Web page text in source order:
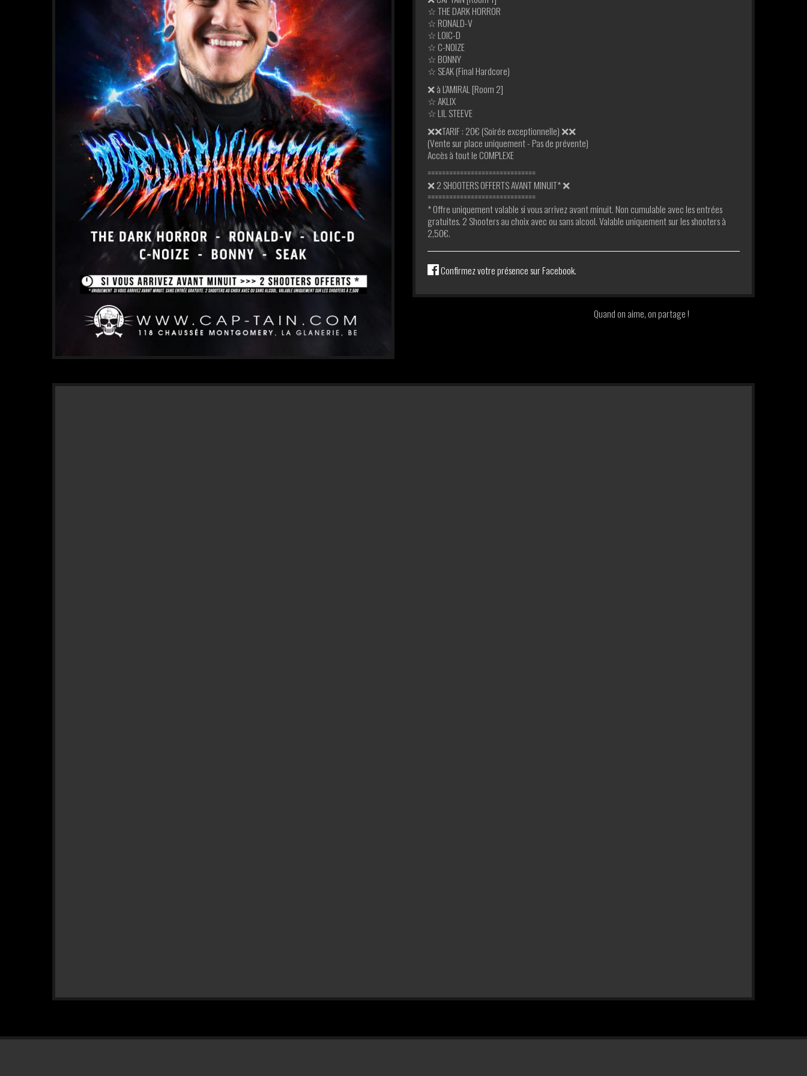
☆ THE DARK HORROR
☆ RONALD-V
☆ LOIC-D
☆ C-NOIZE
☆ BONNY
☆ SEAK (Final Hardcore)
❌ à L'AMIRAL [Room 2]
☆ AKLIX
☆ LIL STEEVE
❌❌TARIF : 20€ (Soirée exceptionnelle) ❌❌
(Vente sur place uniquement - Pas de prévente)
Accès à tout le COMPLEXE
==============================
❌ 2 SHOOTERS OFFERTS AVANT MINUIT* ❌
==============================
* Offre uniquement valable si vous arrivez avant minuit. Non cumulable avec les entrées
gratuites. 2 Shooters au choix avec ou sans alcool. Valable uniquement sur les shooters à
2,50€.
Confirmez votre présence sur Facebook.
Quand on aime, on partage !